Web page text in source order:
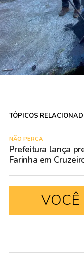
TÓPICOS
NÃO PERCA
Prefeitura lança
Farinha em
VOCÊ